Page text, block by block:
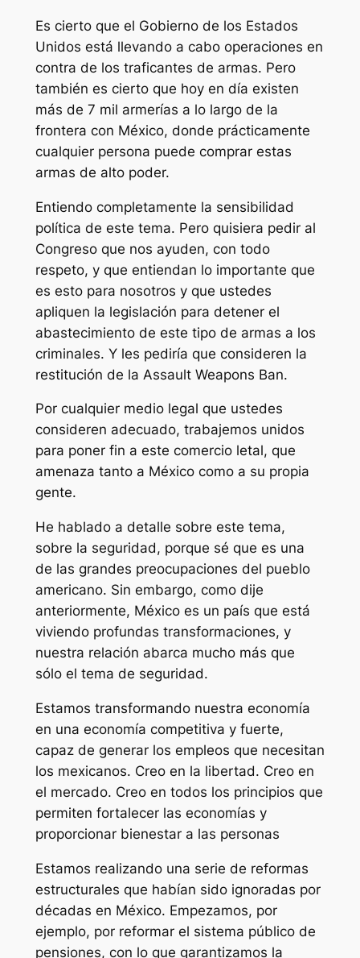
Es cierto que el Gobierno de los Estados
Unidos está llevando a cabo operaciones en
contra de los traficantes de armas. Pero
también es cierto que hoy en día existen
más de 7 mil armerías a lo largo de la
frontera con México, donde prácticamente
cualquier persona puede comprar estas
armas de alto poder.
Entiendo completamente la sensibilidad
política de este tema. Pero quisiera pedir al
Congreso que nos ayuden, con todo
respeto, y que entiendan lo importante que
es esto para nosotros y que ustedes
apliquen la legislación para detener el
abastecimiento de este tipo de armas a los
criminales. Y les pediría que consideren la
restitución de la Assault Weapons Ban.
Por cualquier medio legal que ustedes
consideren adecuado, trabajemos unidos
para poner fin a este comercio letal, que
amenaza tanto a México como a su propia
gente.
He hablado a detalle sobre este tema,
sobre la seguridad, porque sé que es una
de las grandes preocupaciones del pueblo
americano. Sin embargo, como dije
anteriormente, México es un país que está
viviendo profundas transformaciones, y
nuestra relación abarca mucho más que
sólo el tema de seguridad.
Estamos transformando nuestra economía
en una economía competitiva y fuerte,
capaz de generar los empleos que necesitan
los mexicanos. Creo en la libertad. Creo en
el mercado. Creo en todos los principios que
permiten fortalecer las economías y
proporcionar bienestar a las personas
Estamos realizando una serie de reformas
estructurales que habían sido ignoradas por
décadas en México. Empezamos, por
ejemplo, por reformar el sistema público de
pensiones, con lo que garantizamos la